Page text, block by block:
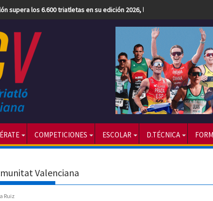
supera los 6.600 triatletas en su edición 2026, la más numerosa hasta
COMPETICIONES ESCOLAR D.TÉCNICA
Valenciana
Ruiz